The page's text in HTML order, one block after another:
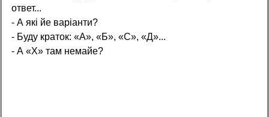
ответ...
- А якi йе варiанти?
- Буду краток: «А», «Б», «С», «Д»...
- А «Х» там немайе?